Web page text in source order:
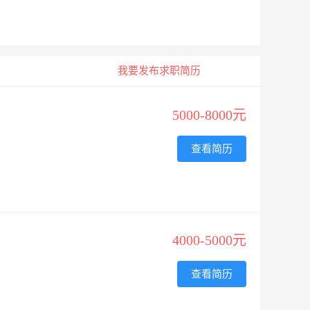
我要发布求职简历
5000-8000元
查看简历
4000-5000元
查看简历